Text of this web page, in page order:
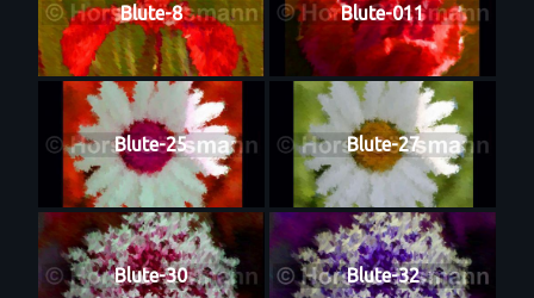
Blute-8 Blute-011
Blute-25 Blute-27
Blute-30 Blute-32